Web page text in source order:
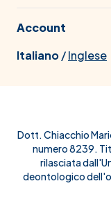
Account
Italiano/Inglese
Dott. Chiacchio
numero 8239.
rilasciata
deontologico